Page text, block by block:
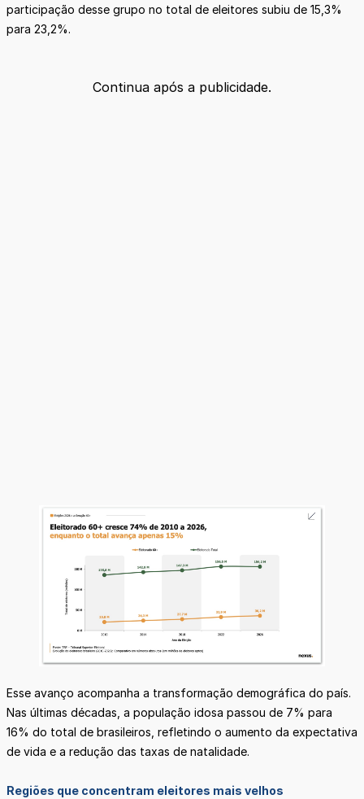
participação desse grupo no total de eleitores subiu de 15,3%
para 23,2%.
Continua após a publicidade.
Esse avanço acompanha a transformação demográfica do país.
Nas últimas décadas, a população idosa passou de 7% para
16% do total de brasileiros, refletindo o aumento da expectativa
de vida e a redução das taxas de natalidade.
Regiões que concentram eleitores mais velhos